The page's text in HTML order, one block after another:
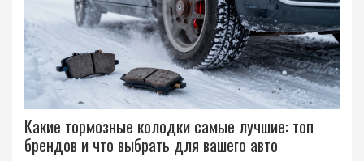
Какие тормозные колодки самые лучшие: топ
брендов и что выбрать для вашего авто